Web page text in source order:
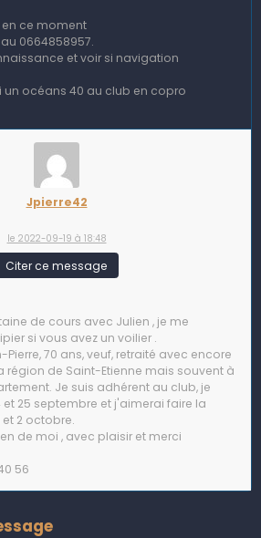
ce moment
0664858957.
et voir si navigation
un océans 40 au club en copro
Jpierre42
le 2022-09-19 à 18:48
Citer ce message
de cours avec Julien , je me
si vous avez un voilier .
70 ans, veuf, retraité avec encore
région de Saint-Etienne mais souvent à
Je suis adhérent au club, je
et 25 septembre et j'aimerai faire la
et 2 octobre.
de moi , avec plaisir et merci
56